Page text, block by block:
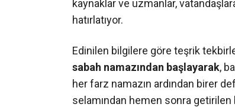
kaynaklar ve uzmanlar,
hatırlatıyor.
Edinilen bilgilere göre teşrik
sabah namazından başlayarak,
her farz namazın ardından birer
selamından hemen sonra